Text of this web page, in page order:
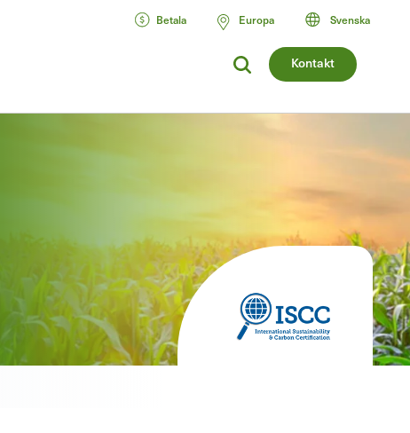
Kontakt
Betala Europa Svenska